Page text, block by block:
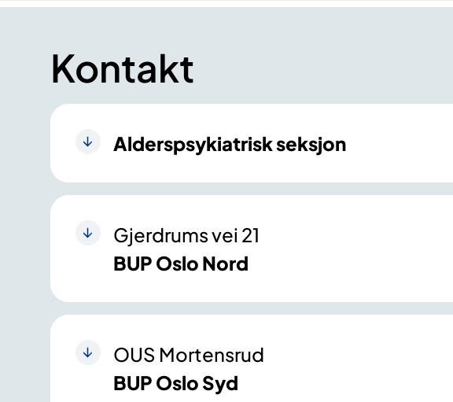
Kontakt
Alderspsykiatrisk seksjon
Gjerdrums vei 21
BUP Oslo Nord
OUS Mortensrud
BUP Oslo Syd